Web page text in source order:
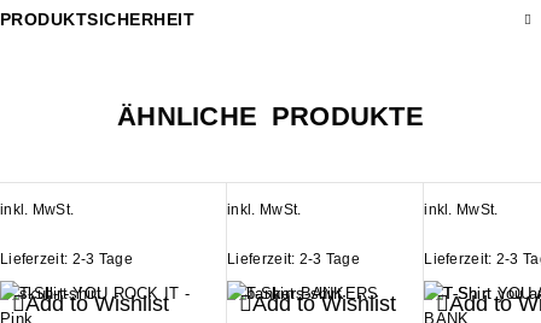
PRODUKTSICHERHEIT
ÄHNLICHE PRODUKTE
Add to Wishlist
inkl. MwSt.
Lieferzeit: 2-3 Tage
Add to Wishlist
inkl. MwSt.
Lieferzeit: 2-3 Tage
Add to
inkl. MwSt.
Lieferzeit: 2-3